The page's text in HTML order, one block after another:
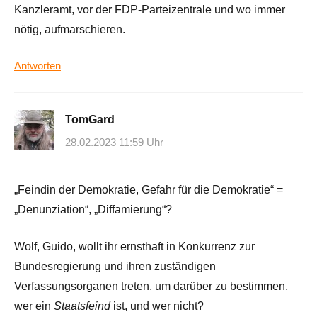
Kanzleramt, vor der FDP-Parteizentrale und wo immer
nötig, aufmarschieren.
Antworten
TomGard
28.02.2023 11:59 Uhr
„Feindin der Demokratie, Gefahr für die Demokratie“ =
„Denunziation“, „Diffamierung“?
Wolf, Guido, wollt ihr ernsthaft in Konkurrenz zur
Bundesregierung und ihren zuständigen
Verfassungsorganen treten, um darüber zu bestimmen,
wer ein Staatsfeindist, und wer nicht?